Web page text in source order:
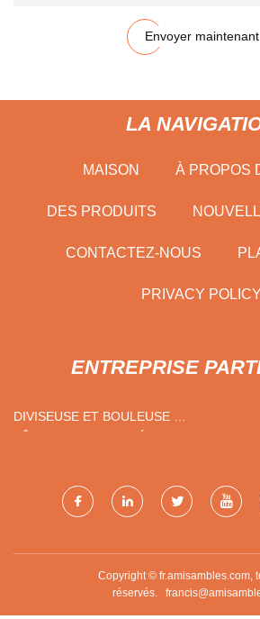
Envoyer maintenant
LA
MAISON À PROPOS
DES PRODUITS
CONTACTEZ-NOUS
PRIVACY POLICY
ENTREPRISE
DIVISEUSE ET BOULEUSE À
Copyright © fr.amisambles.com,
réservés.